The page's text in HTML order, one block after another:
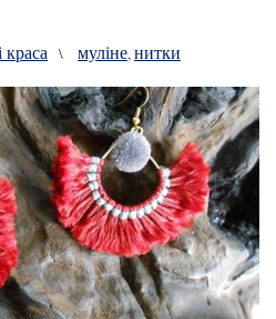
краса \ муліне,нитки